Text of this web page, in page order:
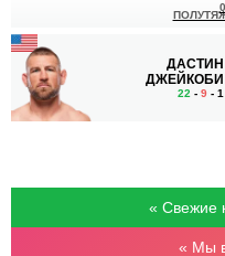
ДАСТИН
ДЖЕЙКОБИ
22 - 9 - 1
« Свежие
« Мы